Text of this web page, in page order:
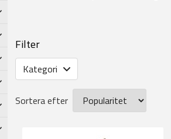
Filter
Kategori
Sortera efter